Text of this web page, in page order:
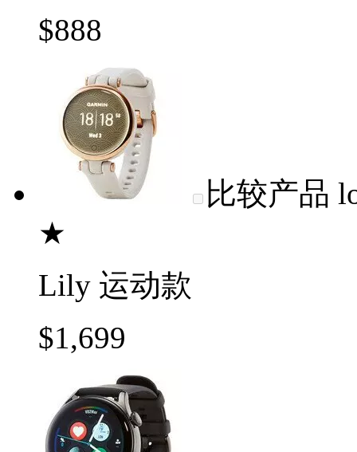
$888
比较产品
★
Lily 运动款
$1,699